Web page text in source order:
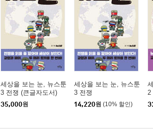
세상을 보는 눈, 뉴스툰
3 전쟁 (큰글자도서)
35,000원
세상을 보는 눈, 뉴스툰
3 전쟁
14,220원 (10% 할인)
2